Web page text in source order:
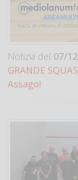
Notizia del 07/
GRANDE
Assago!